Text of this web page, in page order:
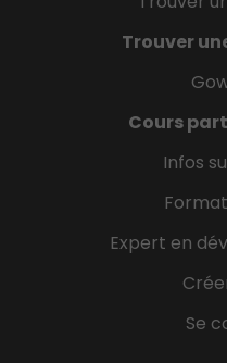
Trouver
Cours
Infos
Expert en
Se